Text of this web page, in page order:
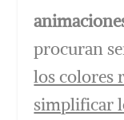
procuran
los colores
simplificar